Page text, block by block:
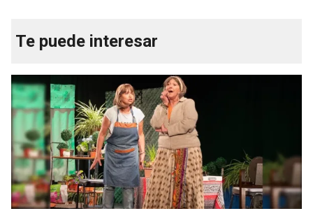
Te puede interesar